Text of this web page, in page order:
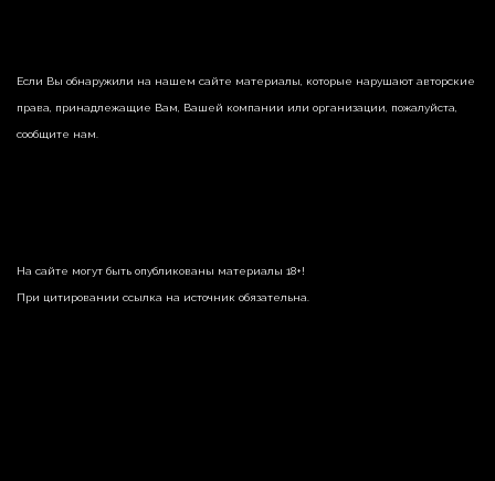
Если Вы обнаружили на нашем сайте материалы, которые нарушают авторские
права, принадлежащие Вам, Вашей компании или организации, пожалуйста,
сообщите нам.
На сайте могут быть опубликованы материалы 18+!
При цитировании ссылка на источник обязательна.